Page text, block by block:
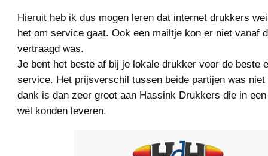
Hieruit heb ik dus mogen leren dat internet drukkers
het om service gaat. Ook een mailtje kon er niet vanaf
vertraagd was.
Je bent het beste af bij je lokale drukker voor de beste
service. Het prijsverschil tussen beide partijen was
dank is dan zeer groot aan Hassink Drukkers die in
wel konden leveren.